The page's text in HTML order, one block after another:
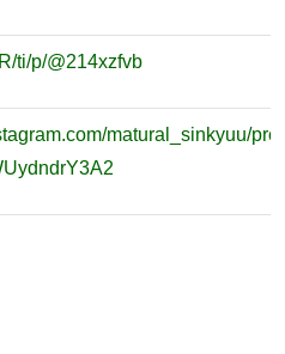
ti/p/@214xzfvb
matural_sinkyuu/